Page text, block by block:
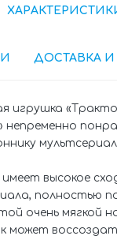
ДОСТАВКА И
игрушка
непременно
высокое
полностью
очень мягкой
может